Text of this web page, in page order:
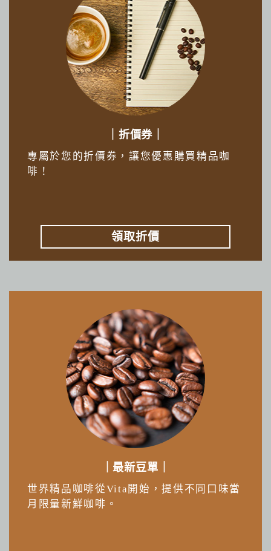
｜折價券｜
專屬於您的折價券，讓您優惠購買精品咖
啡！
領取折價
｜最新豆單｜
世界精品咖啡從Vita開始，提供不同口味當
月限量新鮮咖啡。